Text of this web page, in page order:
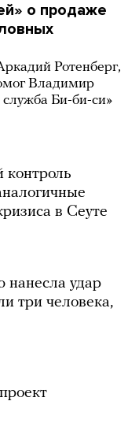
о продаже
Ротенберг,
Владимир
Би-би-си»
контроль
в Сеуте
нанесла удар
три человека,